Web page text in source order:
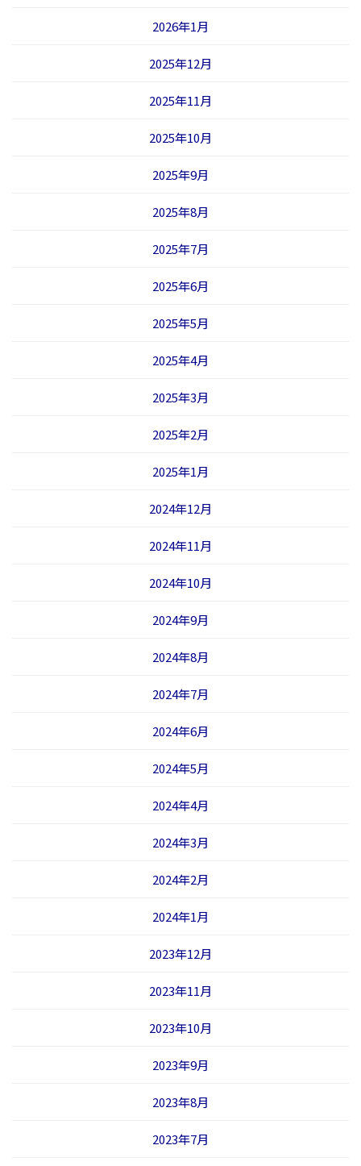
2026年1月
2025年12月
2025年11月
2025年10月
2025年9月
2025年8月
2025年7月
2025年6月
2025年5月
2025年4月
2025年3月
2025年2月
2025年1月
2024年12月
2024年11月
2024年10月
2024年9月
2024年8月
2024年7月
2024年6月
2024年5月
2024年4月
2024年3月
2024年2月
2024年1月
2023年12月
2023年11月
2023年10月
2023年9月
2023年8月
2023年7月